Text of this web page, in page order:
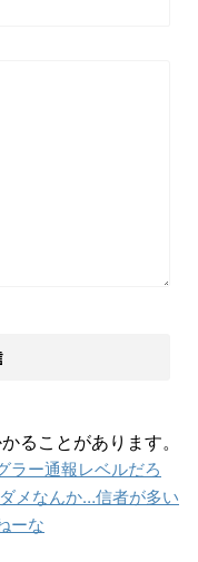
ることがあります。
ラー通報レベルだろ
メなんか…信者が多い
ーな